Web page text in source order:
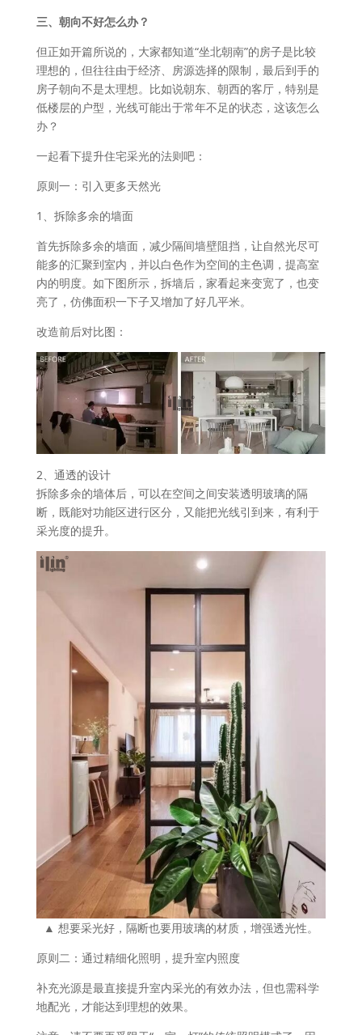
三、朝向不好怎么办？
但正如开篇所说的，大家都知道“坐北朝南”的房子是比较
理想的，但往往由于经济、房源选择的限制，最后到手的
房子朝向不是太理想。比如说朝东、朝西的客厅，特别是
低楼层的户型，光线可能出于常年不足的状态，这该怎么
办？
一起看下提升住宅采光的法则吧：
原则一：引入更多天然光
1、拆除多余的墙面
首先拆除多余的墙面，减少隔间墙壁阻挡，让自然光尽可
能多的汇聚到室内，并以白色作为空间的主色调，提高室
内的明度。如下图所示，拆墙后，家看起来变宽了，也变
亮了，仿佛面积一下子又增加了好几平米。
改造前后对比图：
2、通透的设计
拆除多余的墙体后，可以在空间之间安装透明玻璃的隔
断，既能对功能区进行区分，又能把光线引到来，有利于
采光度的提升。
▲ 想要采光好，隔断也要用玻璃的材质，增强透光性。
原则二：通过精细化照明，提升室内照度
补充光源是最直接提升室内采光的有效办法，但也需科学
地配光，才能达到理想的效果。